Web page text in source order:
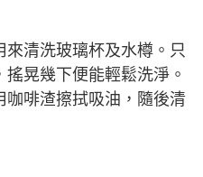
清洗玻璃杯及水樽。只
晃幾下便能輕鬆洗淨。
咖啡渣擦拭吸油，隨後清